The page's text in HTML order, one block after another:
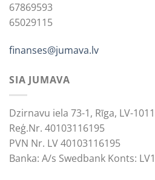
67869593
65029115
finanses@jumava.lv
SIA JUMAVA
Dzirnavu iela 73-1, Rīga, LV-1011
Reģ.Nr. 40103116195
PVN Nr. LV 40103116195
Banka: A/s Swedbank Konts: